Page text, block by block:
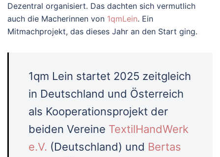
Dezentral organisiert. Das dachten sich vermutlich
auch die Macherinnen von 1qmLein. Ein
Mitmachprojekt, das dieses Jahr an den Start ging.
1qm Lein startet 2025 zeitgleich
in Deutschland und Österreich
als Kooperationsprojekt der
beiden Vereine TextilHandWerk
e.V. (Deutschland) und Bertas